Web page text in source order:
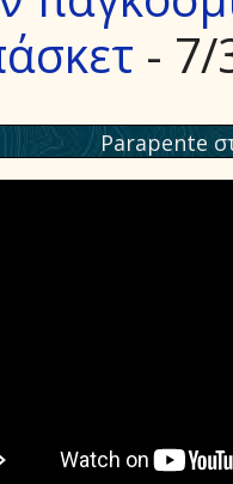
- 7/
Parapente